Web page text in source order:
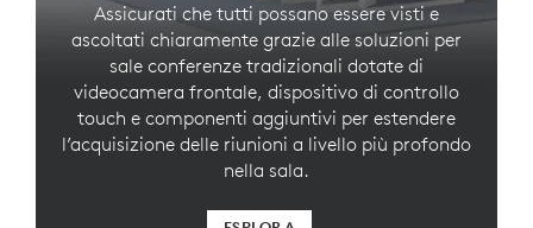
Assicurati che tutti possano essere visti e
ascoltati chiaramente grazie alle soluzioni per
sale conferenze tradizionali dotate di
videocamera frontale, dispositivo di controllo
touch e componenti aggiuntivi per estendere
l’acquisizione delle riunioni a livello più profondo
nella sala.